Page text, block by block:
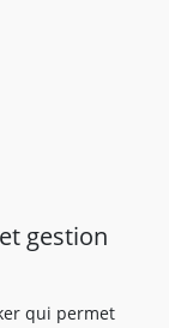
gestion
qui permet